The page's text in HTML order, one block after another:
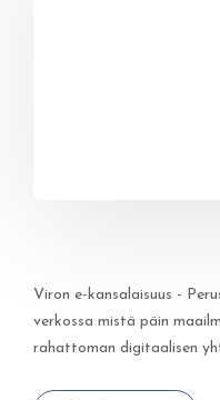
Viron e-kansalaisuus -
verkossa mistä päin
rahattoman digitaalisen